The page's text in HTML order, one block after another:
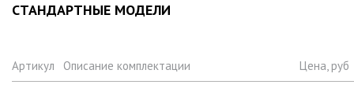
СТАНДАРТНЫЕ МОДЕЛИ
Артикул Описание комплектации Цена, руб